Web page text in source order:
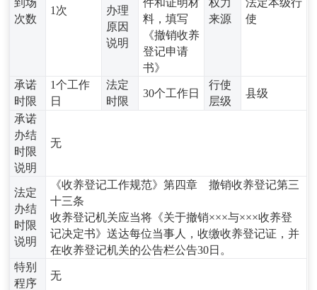
次数
1次
办理
原因
说明
料，填写
《撤销收养
登记申请
书》
来源
使
承诺
时限
1个工作
日
法定
时限
30个工作日
行使
层级
县级
承诺
办结
时限
说明
无
法定
办结
时限
说明
《收养登记工作规范》第四章 撤销收养登记第三
十三条
收养登记机关应当将《关于撤销×××与×××收养登
记决定书》送达每位当事人，收缴收养登记证，并
在收养登记机关的公告栏公告30日。
特别
程序
无